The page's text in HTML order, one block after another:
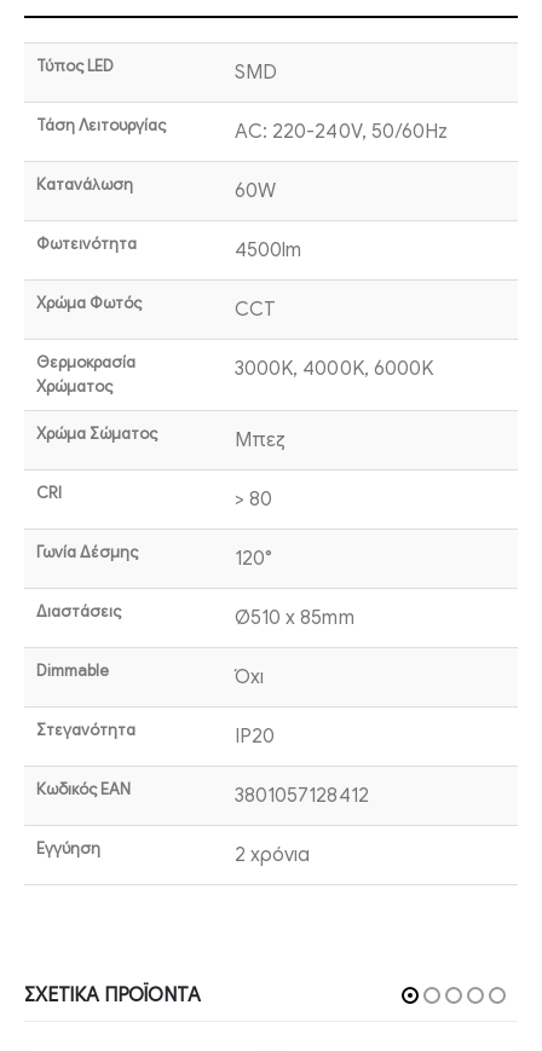
Τύπος LED SMD
Τάση Λειτουργίας AC: 220-240V, 50/60Hz
Κατανάλωση 60W
Φωτεινότητα 4500lm
Χρώμα Φωτός CCT
Θερμοκρασία
Χρώματος
3000K, 4000K, 6000K
Χρώμα Σώματος Μπεζ
CRI > 80
Γωνία Δέσμης 120°
Διαστάσεις Ø510 x 85mm
Dimmable Όχι
Στεγανότητα IP20
Κωδικός EAN 3801057128412
Εγγύηση 2 χρόνια
ΣΧΕΤΙΚΆ ΠΡΟΪΌΝΤΑ